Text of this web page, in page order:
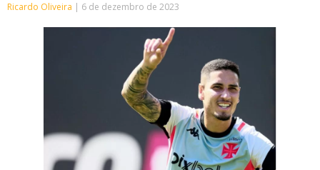
Ricardo Oliveira 6 de dezembro de 2023